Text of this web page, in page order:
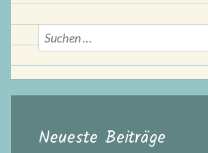
Suchen
nach:
Neueste Beiträge